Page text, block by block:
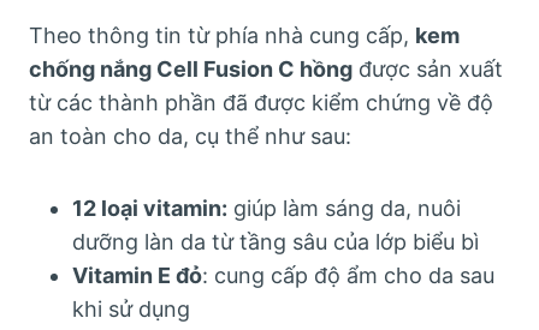
Theo thông tin từ phía nhà cung cấp, kem
chống nắng Cell Fusion C hồng được sản xuất
từ các thành phần đã được kiểm chứng về độ
an toàn cho da, cụ thể như sau:
12 loại vitamin: giúp làm sáng da, nuôi
dưỡng làn da từ tầng sâu của lớp biểu bì
Vitamin E đỏ: cung cấp độ ẩm cho da sau
khi sử dụng